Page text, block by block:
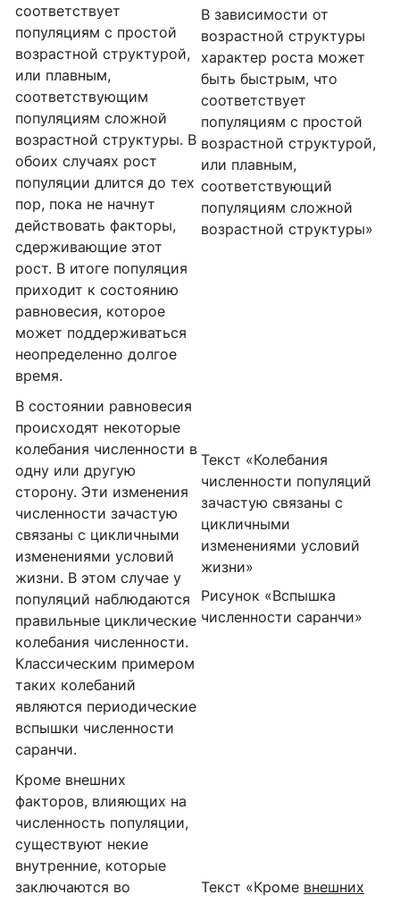
соответствует
популяциям с простой
возрастной структурой,
или плавным,
соответствующим
популяциям сложной
возрастной структуры. В
обоих случаях рост
популяции длится до тех
пор, пока не начнут
действовать факторы,
сдерживающие этот
рост. В итоге популяция
приходит к состоянию
равновесия, которое
может поддерживаться
неопределенно долгое
время.
В зависимости от
возрастной структуры
характер роста может
быть быстрым, что
соответствует
популяциям с простой
возрастной структурой,
или плавным,
соответствующий
популяциям сложной
возрастной структуры»
В состоянии равновесия
происходят некоторые
колебания численности в
одну или другую
сторону. Эти изменения
численности зачастую
связаны с цикличными
изменениями условий
жизни. В этом случае у
популяций наблюдаются
правильные циклические
колебания численности.
Классическим примером
таких колебаний
являются периодические
вспышки численности
саранчи.
Текст «Колебания
численности популяций
зачастую связаны с
цикличными
изменениями условий
жизни»
Рисунок «Вспышка
численности саранчи»
Кроме внешних
факторов, влияющих на
численность популяции,
существуют некие
внутренние, которые
заключаются во
Текст «Кроме внешних